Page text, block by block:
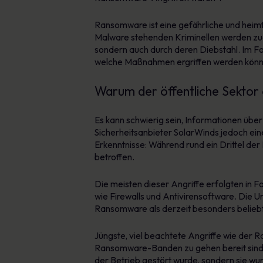
Ransomware ist eine gefährliche und
Malware stehenden Kriminellen werden
sondern auch durch deren Diebstahl. Im
welche Maßnahmen ergriffen werden
Warum der öffentliche
Es kann schwierig sein, Informationen
Sicherheitsanbieter SolarWinds jedoch
Erkenntnisse: Während rund ein Drittel
betroffen.
Die meisten dieser Angriffe erfolgten in
wie Firewalls und Antivirensoftware. Die
Ransomware als derzeit besonders
Jüngste, viel beachtete Angriffe wie der
Ransomware-Banden zu gehen bereit
der Betrieb gestört wurde, sondern sie